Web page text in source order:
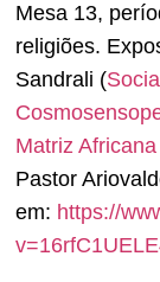
Mesa 13,
religiões.
Sandrali (
Matriz
Pastor
em: https://